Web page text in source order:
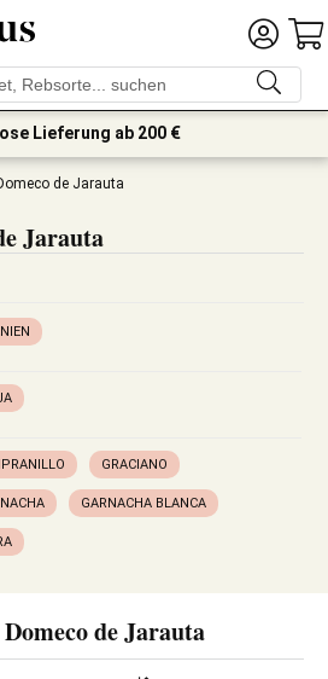
Lieferung ab 200 €
de Jarauta
Jarauta
GRACIANO
GARNACHA BLANCA
de Jarauta